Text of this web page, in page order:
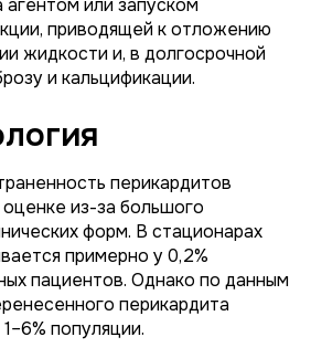
агентом или запуском
приводящей к отложению
жидкости и, в долгосрочной
и кальцификации.
перикардитов
из-за большого
форм. В стационарах
примерно у 0,2%
пациентов. Однако по данным
перикардита
популяции.